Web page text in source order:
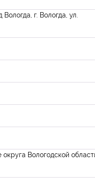
г. Вологда, ул.
округа Вологодской